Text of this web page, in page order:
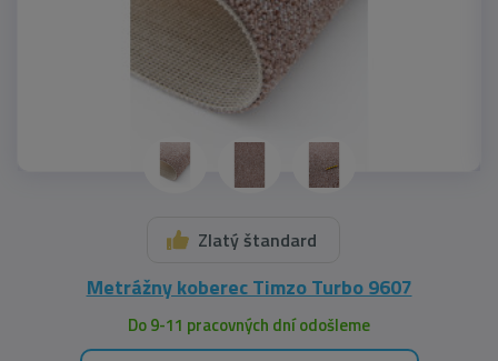
Zlatý štandard
Metrážny koberec Timzo Turbo 9607
Do 9-11 pracovných dní odošleme